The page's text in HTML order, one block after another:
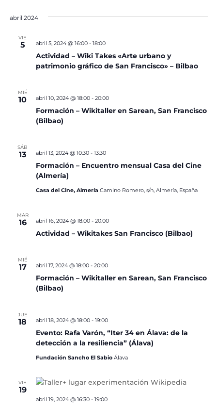
abril 2024
VIE
5
Actividad – Wiki Takes «Arte urbano y
patrimonio gráfico de San Francisco» – Bilbao
abril 5, 2024 @ 16:00- 18:00
MIÉ
10
Formación – Wikitaller en Sarean, San Francisco
(Bilbao)
abril 10, 2024 @ 18:00- 20:00
SÁB
13
Formación – Encuentro mensual Casa del Cine
(Almería)
abril 13, 2024 @ 10:30- 13:30
Casa del Cine, Almería Camino Romero, s/n, Almería, España
MAR
16
Actividad – Wikitakes San Francisco (Bilbao)
abril 16, 2024 @ 18:00- 20:00
MIÉ
17
Formación – Wikitaller en Sarean, San Francisco
(Bilbao)
abril 17, 2024 @ 18:00- 20:00
JUE
18
Evento: Rafa Varón, “Iter 34 en Álava: de la
detección a la resiliencia” (Álava)
abril 18, 2024 @ 18:00- 19:00
Fundación Sancho El Sabio Álava
VIE
19
abril 19, 2024 @ 16:30- 19:00